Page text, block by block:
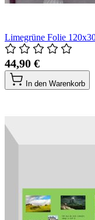
Limegrüne Folie
44,90 €
In den Warenkorb